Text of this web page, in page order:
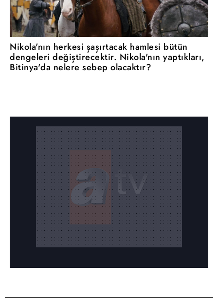
Nikola'nın herkesi şaşırtacak hamlesi bütün
dengeleri değiştirecektir. Nikola'nın yaptıkları,
Bitinya'da nelere sebep olacaktır?